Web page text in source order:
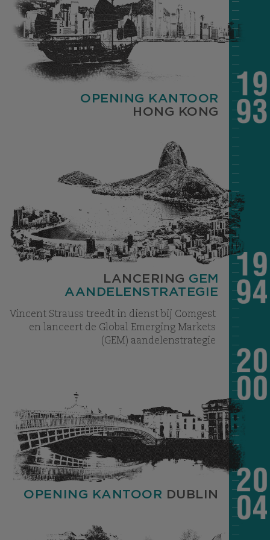
OPENING KANTOOR
HONG KONG
LANCERING GEM
AANDELENSTRATEGIE
Vincent Strauss treedt in dienst bij Comgest
en lanceert de Global Emerging Markets
(GEM) aandelenstrategie
OPENING KANTOOR DUBLIN